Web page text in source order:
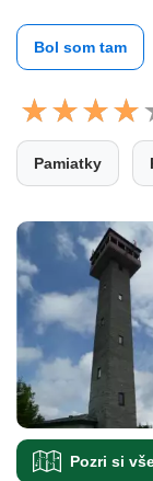
Bol som tam
Pamiatky
Pozri si